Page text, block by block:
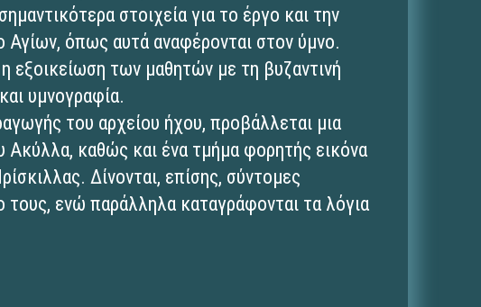
στοιχεία για το έργο και την
όπως αυτά αναφέρονται στον ύμνο.
εξοικείωση των μαθητών με τη βυζαντινή
υμνογραφία.
του αρχείου ήχου, προβάλλεται μια
Ακύλλα, καθώς και ένα τμήμα φορητής εικόνα
Δίνονται, επίσης, σύντομες
τους, ενώ παράλληλα καταγράφονται τα λόγια